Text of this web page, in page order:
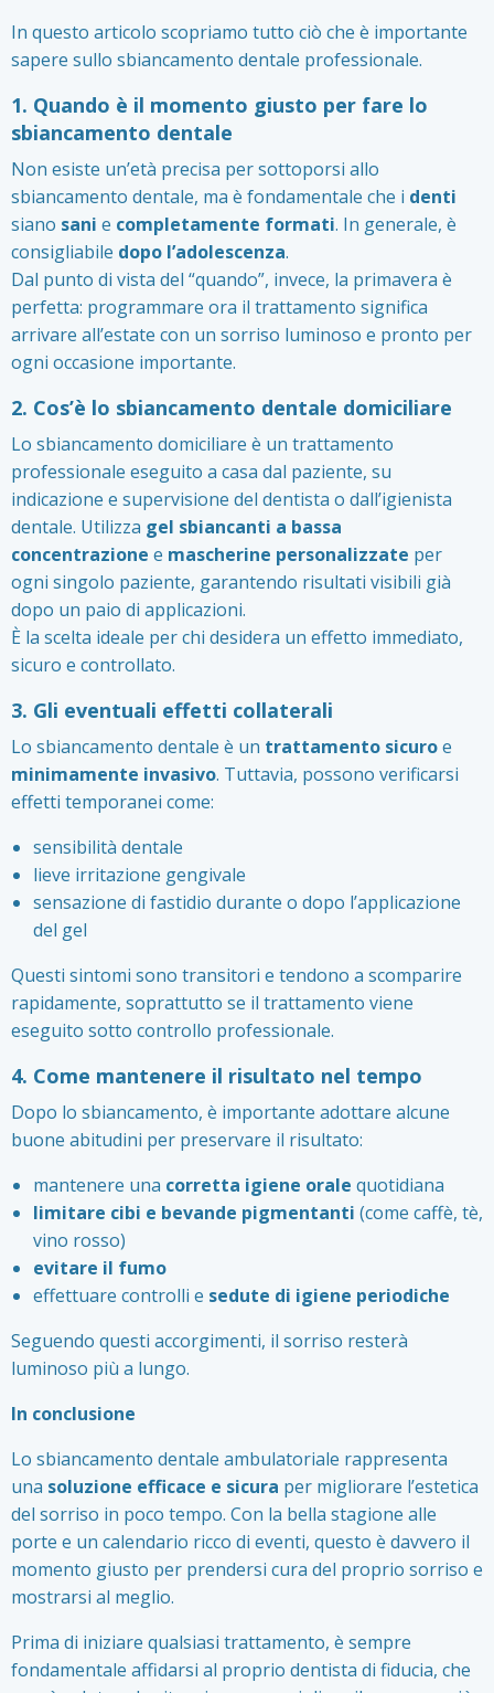
In questo articolo scopriamo tutto ciò che è importante
sapere sullo sbiancamento dentale professionale.
1. Quando è il momento giusto per fare lo
sbiancamento dentale
Non esiste un’età precisa per sottoporsi allo
sbiancamento dentale, ma è fondamentale che i denti
siano sani e completamente formati. In generale, è
consigliabile dopo l’adolescenza.
Dal punto di vista del “quando”, invece, la primavera è
perfetta: programmare ora il trattamento significa
arrivare all’estate con un sorriso luminoso e pronto per
ogni occasione importante.
2. Cos’è lo sbiancamento dentale domiciliare
Lo sbiancamento domiciliare è un trattamento
professionale eseguito a casa dal paziente, su
indicazione e supervisione del dentista o dall’igienista
dentale. Utilizza gel sbiancanti a bassa
concentrazione e mascherine personalizzate per
ogni singolo paziente, garantendo risultati visibili già
dopo un paio di applicazioni.
È la scelta ideale per chi desidera un effetto immediato,
sicuro e controllato.
3. Gli eventuali effetti collaterali
Lo sbiancamento dentale è un trattamento sicuroe
minimamente invasivo. Tuttavia, possono verificarsi
effetti temporanei come:
sensibilità dentale
lieve irritazione gengivale
sensazione di fastidio durante o dopo l’applicazione
del gel
Questi sintomi sono transitori e tendono a scomparire
rapidamente, soprattutto se il trattamento viene
eseguito sotto controllo professionale.
4. Come mantenere il risultato nel tempo
Dopo lo sbiancamento, è importante adottare alcune
buone abitudini per preservare il risultato:
mantenere una corretta igiene orale quotidiana
limitare cibi e bevande pigmentanti (come caffè, tè,
vino rosso)
evitare il fumo
effettuare controlli e sedute di igiene periodiche
Seguendo questi accorgimenti, il sorriso resterà
luminoso più a lungo.
In conclusione
Lo sbiancamento dentale ambulatoriale rappresenta
una soluzione efficace e sicura per migliorare l’estetica
del sorriso in poco tempo. Con la bella stagione alle
porte e un calendario ricco di eventi, questo è davvero il
momento giusto per prendersi cura del proprio sorriso e
mostrarsi al meglio.
Prima di iniziare qualsiasi trattamento, è sempre
fondamentale affidarsi al proprio dentista di fiducia, che